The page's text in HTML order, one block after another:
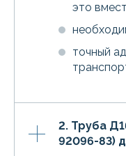
это
точный
2. Труба
92096-83)